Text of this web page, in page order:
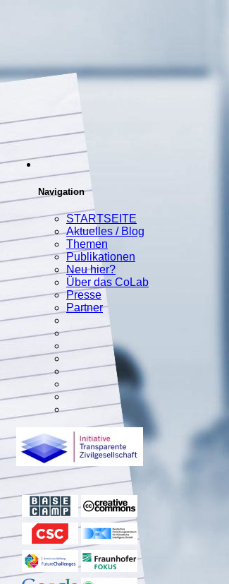
Navigation
STARTSEITE
Aktuelles / Blog
Themen
Publikationen
Neu hier?
Über das CoLab
Presse
Partner